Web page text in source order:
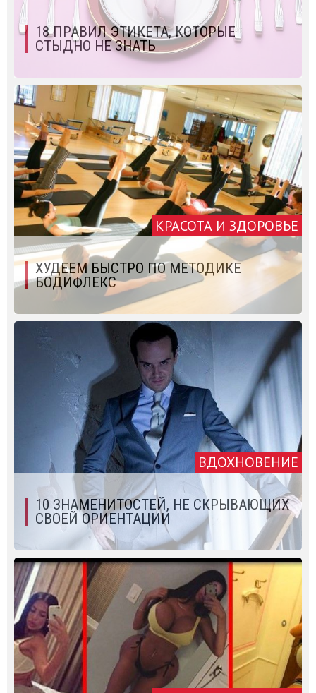
18 ПРАВИЛ ЭТИКЕТА, КОТОРЫЕ
СТЫДНО НЕ ЗНАТЬ
КРАСОТА И ЗДОРОВЬЕ
ХУДЕЕМ БЫСТРО ПО МЕТОДИКЕ
БОДИФЛЕКС
ВДОХНОВЕНИЕ
10 ЗНАМЕНИТОСТЕЙ, НЕ СКРЫВАЮЩИХ
СВОЕЙ ОРИЕНТАЦИИ